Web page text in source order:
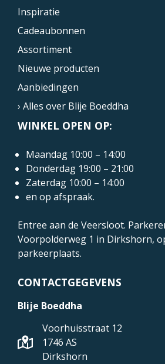
Inspiratie
Cadeaubonnen
Assortiment
Nieuwe producten
Aanbiedingen
› Alles over Blije Boeddha
WINKEL OPEN OP:
Maandag 10:00 – 14:00
Donderdag 19:00 – 21:00
Zaterdag 10:00 – 14:00
en op afspraak.
Entree aan de Veersloot.
Voorpolderweg 1 in Dirkshorn,
parkeerplaats.
CONTACTGEGEVENS
Blije Boeddha
Voorhuisstraat 12
1746 AS
Dirkshorn